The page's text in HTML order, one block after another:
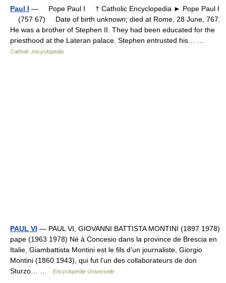
Paul I — Pope Paul I † Catholic Encyclopedia ► Pope Paul I
(757 67) Date of birth unknown; died at Rome, 28 June, 767.
He was a brother of Stephen II. They had been educated for the
priesthood at the Lateran palace. Stephen entrusted his… …
Catholic encyclopedia
PAUL VI — PAUL VI, GIOVANNI BATTISTA MONTINI (1897 1978)
pape (1963 1978) Né à Concesio dans la province de Brescia en
Italie, Giambattista Montini est le fils d’un journaliste, Giorgio
Montini (1860 1943), qui fut l’un des collaborateurs de don
Sturzo… …
Encyclopédie Universelle